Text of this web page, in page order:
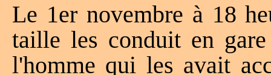
Le 1er novembre à 18
taille les conduit en
l'homme qui les avait